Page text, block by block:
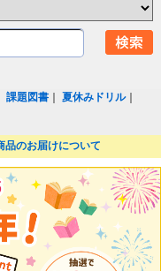
｜課題図書 ｜夏休みドリル｜
品のお届けについて